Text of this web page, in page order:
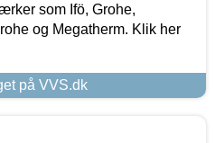
som Ifö, Grohe,
og Megatherm. Klik her
på VVS.dk